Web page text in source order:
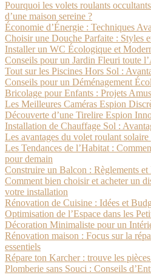
Pourquoi les volets roulants
d’une maison sereine ?
Économie d’Énergie : Techniques
Choisir une Douche Parfaite : Styles
Installer un WC Écologique et
Conseils pour un Jardin Fleuri toute
Tout sur les Piscines Hors Sol :
Conseils pour un Déménagement
Bricolage pour Enfants : Projets
Les Meilleures Caméras Espion
Découverte d’une Tirelire Espion
Installation de Chauffage Sol :
Les avantages du volet roulant
Les Tendances de l’Habitat :
pour demain
Construire un Balcon : Règlements et
Comment bien choisir et acheter un
votre installation
Rénovation de Cuisine : Idées et
Optimisation de l’Espace dans les
Décoration Minimaliste pour un
Rénovation maison : Focus sur la
essentiels
Répare ton Karcher : trouve les
Plomberie sans Souci : Conseils